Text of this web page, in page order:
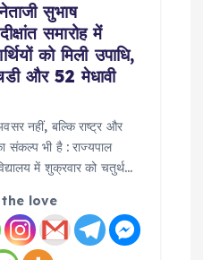
सुभाष
समारोह में
को मिली उपाधि,
और 52 मेधावी
नहीं, बल्कि राष्ट्र और
संकल्प भी है : राज्यपाल
में शुक्रवार को चतुर्थ…
love